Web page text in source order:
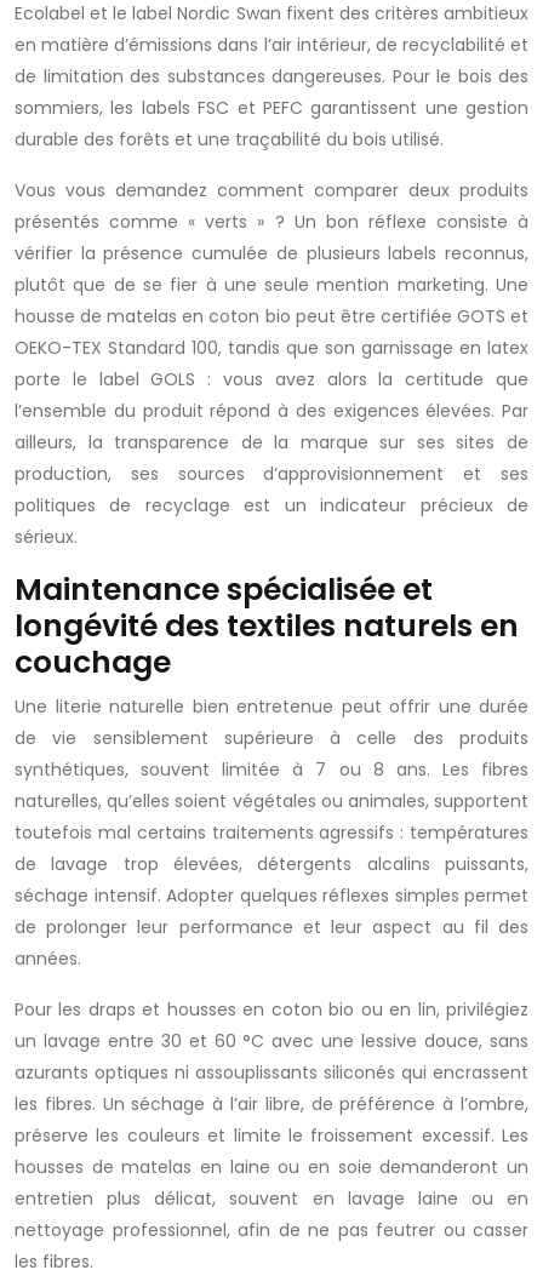
Ecolabel et le label Nordic Swan fixent des critères ambitieux
en matière d’émissions dans l’air intérieur, de recyclabilité et
de limitation des substances dangereuses. Pour le bois des
sommiers, les labels FSC et PEFC garantissent une gestion
durable des forêts et une traçabilité du bois utilisé.
Vous vous demandez comment comparer deux produits
présentés comme « verts » ? Un bon réflexe consiste à
vérifier la présence cumulée de plusieurs labels reconnus,
plutôt que de se fier à une seule mention marketing. Une
housse de matelas en coton bio peut être certifiée GOTS et
OEKO-TEX Standard 100, tandis que son garnissage en latex
porte le label GOLS : vous avez alors la certitude que
l’ensemble du produit répond à des exigences élevées. Par
ailleurs, la transparence de la marque sur ses sites de
production, ses sources d’approvisionnement et ses
politiques de recyclage est un indicateur précieux de
sérieux.
Maintenance spécialisée et
longévité des textiles naturels en
couchage
Une literie naturelle bien entretenue peut offrir une durée
de vie sensiblement supérieure à celle des produits
synthétiques, souvent limitée à 7 ou 8 ans. Les fibres
naturelles, qu’elles soient végétales ou animales, supportent
toutefois mal certains traitements agressifs : températures
de lavage trop élevées, détergents alcalins puissants,
séchage intensif. Adopter quelques réflexes simples permet
de prolonger leur performance et leur aspect au fil des
années.
Pour les draps et housses en coton bio ou en lin, privilégiez
un lavage entre 30 et 60 °C avec une lessive douce, sans
azurants optiques ni assouplissants siliconés qui encrassent
les fibres. Un séchage à l’air libre, de préférence à l’ombre,
préserve les couleurs et limite le froissement excessif. Les
housses de matelas en laine ou en soie demanderont un
entretien plus délicat, souvent en lavage laine ou en
nettoyage professionnel, afin de ne pas feutrer ou casser
les fibres.